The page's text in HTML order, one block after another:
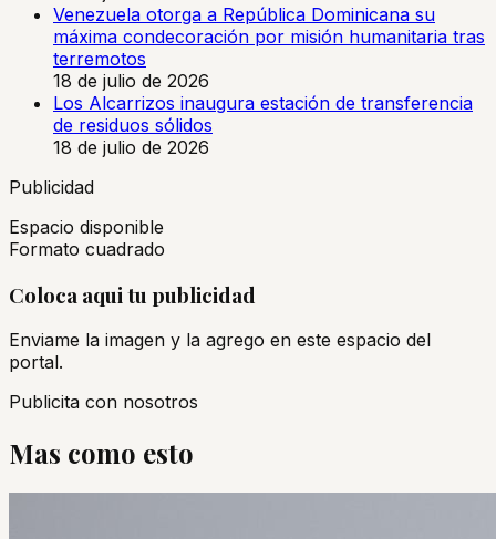
Venezuela otorga a República Dominicana su
máxima condecoración por misión humanitaria tras
terremotos
18 de julio de 2026
Los Alcarrizos inaugura estación de transferencia
de residuos sólidos
18 de julio de 2026
Publicidad
Espacio disponible
Formato cuadrado
Coloca aqui tu publicidad
Enviame la imagen y la agrego en este espacio del
portal.
Publicita con nosotros
Mas como esto